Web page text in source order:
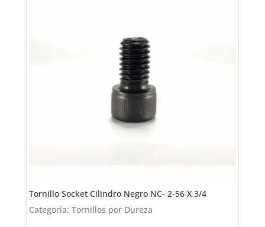
Tornillo Socket Cilindro Negro NC- 2-56 X 3/4
Categoría: Tornillos por Dureza